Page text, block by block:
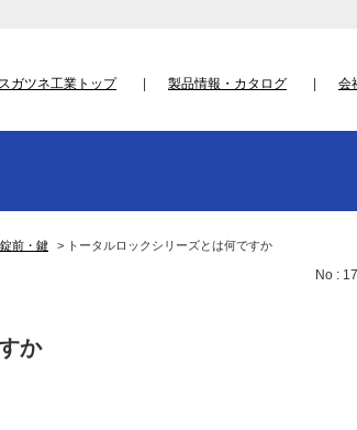
スガツネ工業トップ 製品情報・カタログ 会
錠前・鍵 > トータルロックシリーズとは何ですか
No :
か